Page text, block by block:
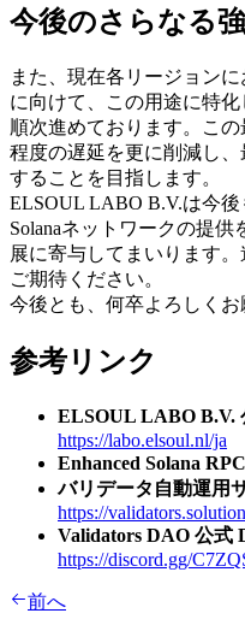
今後のさらなる
また、現在各リージョン
に向けて、この用途に特
順次進めております。この
程度の遅延を更に削減し
することを目指します。
ELSOUL LABO B.V.は今
Solanaネットワークの提供
展に寄与してまいります
ご期待ください。
今後とも、何卒よろしくお
参考リンク
ELSOUL LABO B.V.
https://labo.elsoul.nl/ja
Enhanced Solana
バリデータ自動運用
https://
Validators DAO 公式
https://discord.gg/
前へ